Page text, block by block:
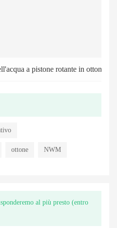
rotante in ottone
ottone NWM
al più presto (entro